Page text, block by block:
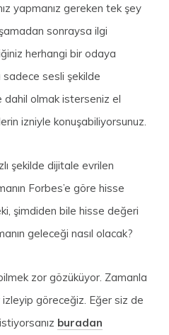
yapmanız gereken tek şey
sonraysa ilgi
herhangi bir odaya
sesli şekilde
dahil olmak isterseniz el
izniyle konuşabiliyorsunuz.
şekilde dijitale evrilen
Forbes’e göre hisse
şimdiden bile hisse değeri
geleceği nasıl olacak?
zor gözüküyor. Zamanla
izleyip göreceğiz. Eğer siz de
buradan